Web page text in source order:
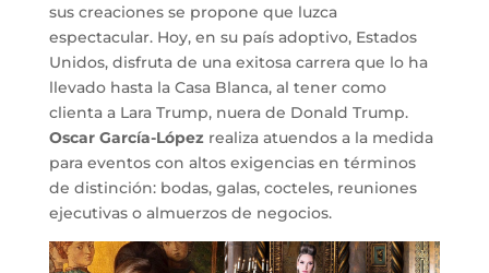
sus creaciones se propone que luzca
espectacular. Hoy, en su país adoptivo, Estados
Unidos, disfruta de una exitosa carrera que lo ha
llevado hasta la Casa Blanca, al tener como
clienta a Lara Trump, nuera de Donald Trump.
Oscar García-Lópezrealiza atuendos a la medida
para eventos con altos exigencias en términos
de distinción: bodas, galas, cocteles, reuniones
ejecutivas o almuerzos de negocios.